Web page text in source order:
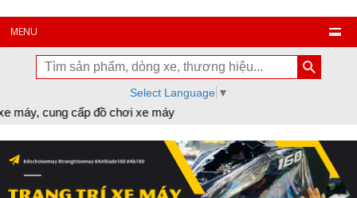
MENU
Select Language ▼
cấp đồ chơi xe máy